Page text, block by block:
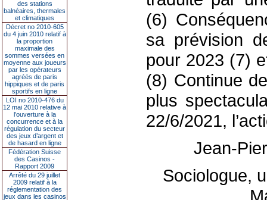
des stations
balnéaires, thermales
et climatiques
Décret no 2010-605
du 4 juin 2010 relatif à
la proportion
maximale des
sommes versées en
moyenne aux joueurs
par les opérateurs
agréés de paris
hippiques et de paris
sportifs en ligne
LOI no 2010-476 du
12 mai 2010 relative à
l’ouverture à la
concurrence et à la
régulation du secteur
des jeux d’argent et
de hasard en ligne
Fédération Suisse
des Casinos -
Rapport 2009
Arrêté du 29 juillet
2009 relatif à la
réglementation des
jeux dans les casinos
(6)
sa prévision
pour 2023 (7)
(8) Continue
plus
22/6/2021,
Jean-
Sociologue,